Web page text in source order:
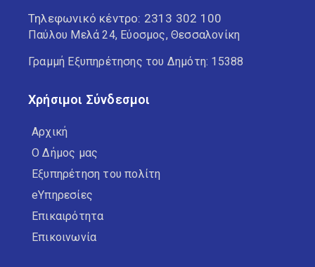
Τηλεφωνικό κέντρο: 2313 302 100
Παύλου Μελά 24, Εύοσμος, Θεσσαλονίκη
Γραμμή Εξυπηρέτησης του Δημότη: 15388
Χρήσιμοι Σύνδεσμοι
Αρχική
Ο Δήμος μας
Εξυπηρέτηση του πολίτη
eΥπηρεσίες
Επικαιρότητα
Επικοινωνία